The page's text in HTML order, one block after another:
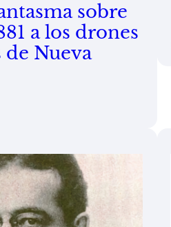
sobre
a los drones
Nueva